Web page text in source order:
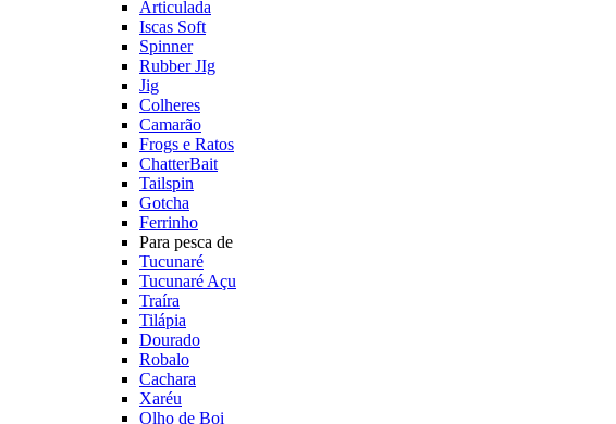
Articulada
Iscas Soft
Spinner
Rubber JIg
Jig
Colheres
Camarão
Frogs e Ratos
ChatterBait
Tailspin
Gotcha
Ferrinho
Para pesca de
Tucunaré
Tucunaré Açu
Traíra
Tilápia
Dourado
Robalo
Cachara
Xaréu
Olho de Boi